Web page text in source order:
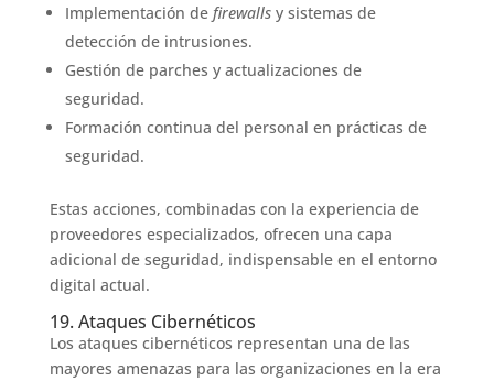
Implementación de firewallsy sistemas de
detección de intrusiones.
Gestión de parches y actualizaciones de
seguridad.
Formación continua del personal en prácticas de
seguridad.
Estas acciones, combinadas con la experiencia de
proveedores especializados, ofrecen una capa
adicional de seguridad, indispensable en el entorno
digital actual.
19. Ataques Cibernéticos
Los ataques cibernéticos representan una de las
mayores amenazas para las organizaciones en la era